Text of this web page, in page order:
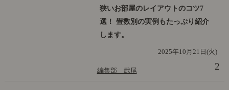
狭いお部屋のレイアウトのコツ7
選！ 畳数別の実例もたっぷり紹介
します。
2025年10月21日(火)
編集部 武尾 2